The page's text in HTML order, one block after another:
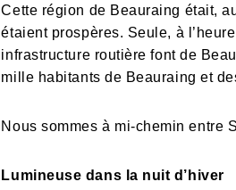
Cette région de Beauraing était,
étaient prospères. Seule, à
infrastructure routière font de
mille habitants de Beauraing et
Nous sommes à mi-chemin entre
Lumineuse dans la nuit d’hiver